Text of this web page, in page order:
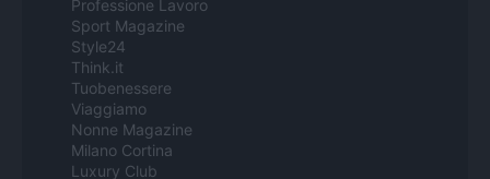
Professione Lavoro
Sport Magazine
Style24
Think.it
Tuobenessere
Viaggiamo
Nonne Magazine
Milano Cortina
Luxury Club